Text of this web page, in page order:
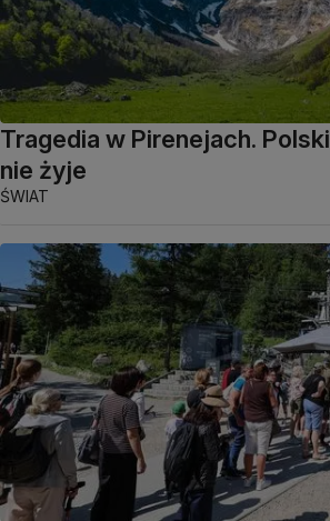
Tragedia w Pirenejach.
nie żyje
ŚWIAT